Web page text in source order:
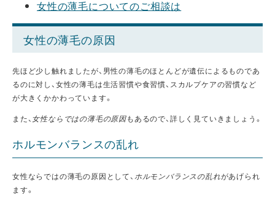
女性の薄毛についてのご相談は
女性の薄毛の原因
先ほど少し触れましたが、男性の薄毛のほとんどが遺伝によるものであ
るのに対し、女性の薄毛は生活習慣や食習慣、スカルプケアの習慣など
が大きくかかわっています。
また、女性ならではの薄毛の原因もあるので、詳しく見ていきましょう。
ホルモンバランスの乱れ
女性ならではの薄毛の原因として、ホルモンバランスの乱れがあげられ
ます。